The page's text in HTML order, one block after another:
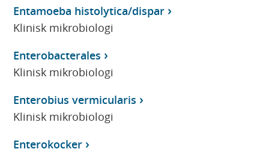
Entamoeba histolytica/dispar
Klinisk mikrobiologi
Enterobacterales
Klinisk mikrobiologi
Enterobius vermicularis
Klinisk mikrobiologi
Enterokocker